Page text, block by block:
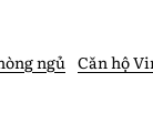
ngủ Căn hộ